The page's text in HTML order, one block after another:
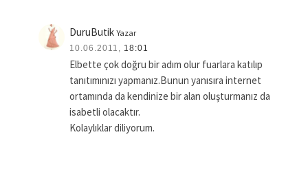
DuruButik Yazar
10.06.2011, 18:01
Elbette çok doğru bir adım olur fuarlara katılıp
tanıtımınızı yapmanız.Bunun yanısıra internet
ortamında da kendinize bir alan oluşturmanız da
isabetli olacaktır.
Kolaylıklar diliyorum.